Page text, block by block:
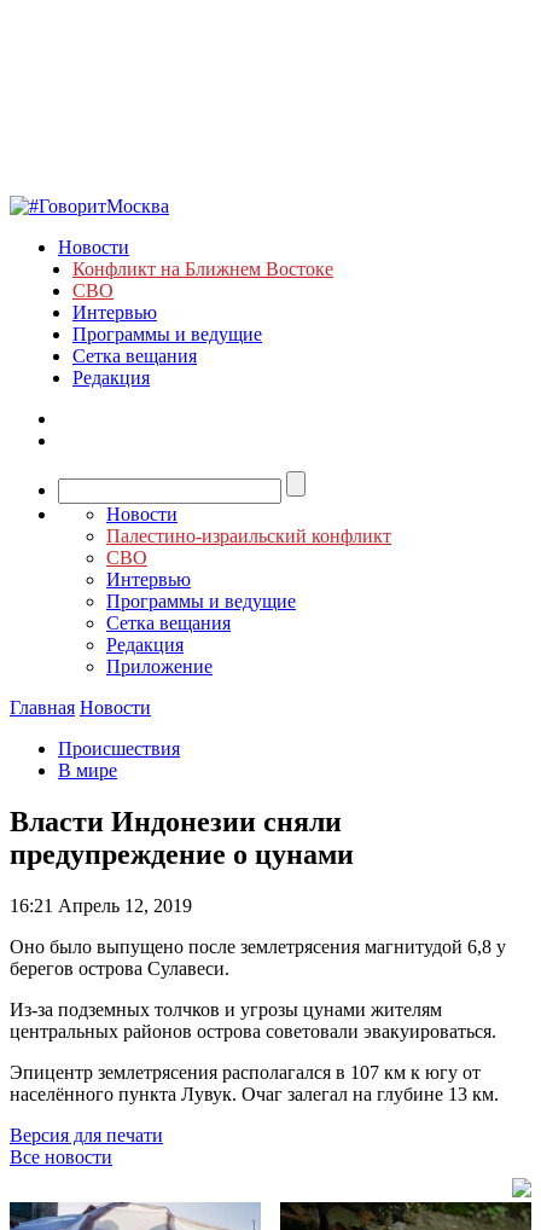
Новости
Конфликт на Ближнем Востоке
СВО
Интервью
Программы и ведущие
Сетка вещания
Редакция
Новости
Палестино-израильский конфликт
СВО
Интервью
Программы и ведущие
Сетка вещания
Редакция
Приложение
Главная Новости
Происшествия
В мире
Власти Индонезии сняли
предупреждение о цунами
16:21 Апрель 12, 2019
Оно было выпущено после землетрясения магнитудой 6,8 у
берегов острова Сулавеси.
Из-за подземных толчков и угрозы цунами жителям
центральных районов острова советовали эвакуироваться.
Эпицентр землетрясения располагался в 107 км к югу от
населённого пункта Лувук. Очаг залегал на глубине 13 км.
Версия для печати
Все новости